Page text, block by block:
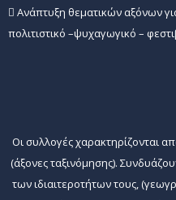
 Ανάπτυξη θεματικών αξόνων
πολιτιστικό –ψυχαγωγικό –
Οι συλλογές χαρακτηρίζονται
(άξονες ταξινόμησης).
των ιδιαιτεροτήτων τους,